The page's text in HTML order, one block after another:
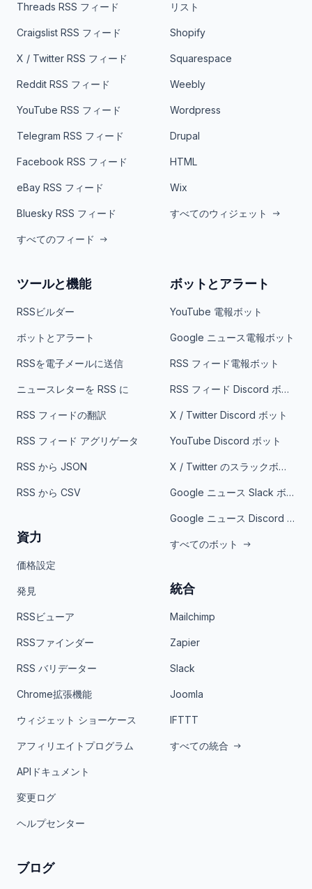
Threads RSS フィード
Craigslist RSS フィード
X / Twitter RSS フィード
Reddit RSS フィード
YouTube RSS フィード
Telegram RSS フィード
Facebook RSS フィード
eBay RSS フィード
Bluesky RSS フィード
すべてのフィード
リスト
Shopify
Squarespace
Weebly
Wordpress
Drupal
HTML
Wix
すべてのウィジェット
ツールと機能
RSSビルダー
ボットとアラート
RSSを電子メールに送信
ニュースレターを RSS に
RSS フィードの翻訳
RSS フィード アグリゲータ
RSS から JSON
RSS から CSV
資力
価格設定
発見
RSSビューア
RSSファインダー
RSS バリデーター
Chrome拡張機能
ウィジェット ショーケース
アフィリエイトプログラム
APIドキュメント
変更ログ
ヘルプセンター
ボットとアラート
YouTube 電報ボット
Google ニュース電報ボット
RSS フィード電報ボット
RSS フィード Discord ボット
X / Twitter Discord ボット
YouTube Discord ボット
X / Twitter のスラックボット
Google ニュース Slack ボット
Google ニュース Discord ボット
すべてのボット
統合
Mailchimp
Zapier
Slack
Joomla
IFTTT
すべての統合
ブログ